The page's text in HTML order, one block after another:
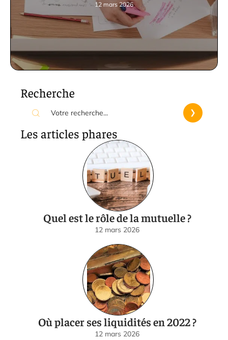
12 mars 2026
Recherche
Les articles phares
Quel est le rôle de la mutuelle ?
12 mars 2026
Où placer ses liquidités en 2022 ?
12 mars 2026